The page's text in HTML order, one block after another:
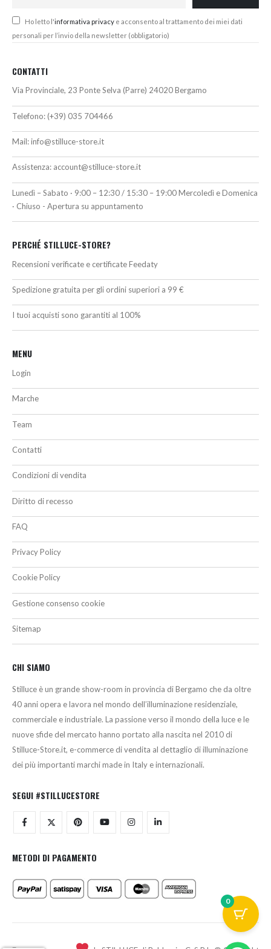
Ho letto l'informativa privacy e acconsento al trattamento dei miei dati
personali per l’invio della newsletter (obbligatorio)
CONTATTI
Via Provinciale, 23 Ponte Selva (Parre) 24020 Bergamo
Telefono: (+39) 035 704466
Mail:info@stilluce-store.it
Assistenza: account@stilluce-store.it
Lunedì – Sabato · 9:00 – 12:30 / 15:30 – 19:00 Mercoledì e Domenica
· Chiuso - Apertura su appuntamento
PERCHÉ STILLUCE-STORE?
Recensioni verificate e certificate Feedaty
Spedizione gratuita per gli ordini superiori a 99 €
I tuoi acquisti sono garantiti al 100%
MENU
Login
Marche
Team
Contatti
Condizioni di vendita
Diritto di recesso
FAQ
Privacy Policy
Cookie Policy
Gestione consenso cookie
Sitemap
CHI SIAMO
Stilluce è un grande show-room in provincia di Bergamo che da oltre
40 anni opera e lavora nel mondo dell’illuminazione residenziale,
commerciale e industriale. La passione verso il mondo della luce e le
nuove sfide del mercato hanno portato alla nascita nel 2010 di
Stilluce-Store.it, e-commerce di vendita al dettaglio di illuminazione
dei più importanti marchi made in Italy e internazionali.
SEGUI #STILLUCESTORE
METODI DI PAGAMENTO
0